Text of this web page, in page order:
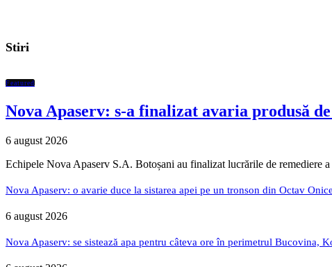
Stiri
Featured
Nova Apaserv: s-a finalizat avaria produsă
6 august 2026
Echipele Nova Apaserv S.A. Botoșani au finalizat lucrările de remediere
Nova Apaserv: o avarie duce la sistarea apei pe un tronson din Octav
6 august 2026
Nova Apaserv: se sistează apa pentru câteva ore în perimetrul Bucovina,